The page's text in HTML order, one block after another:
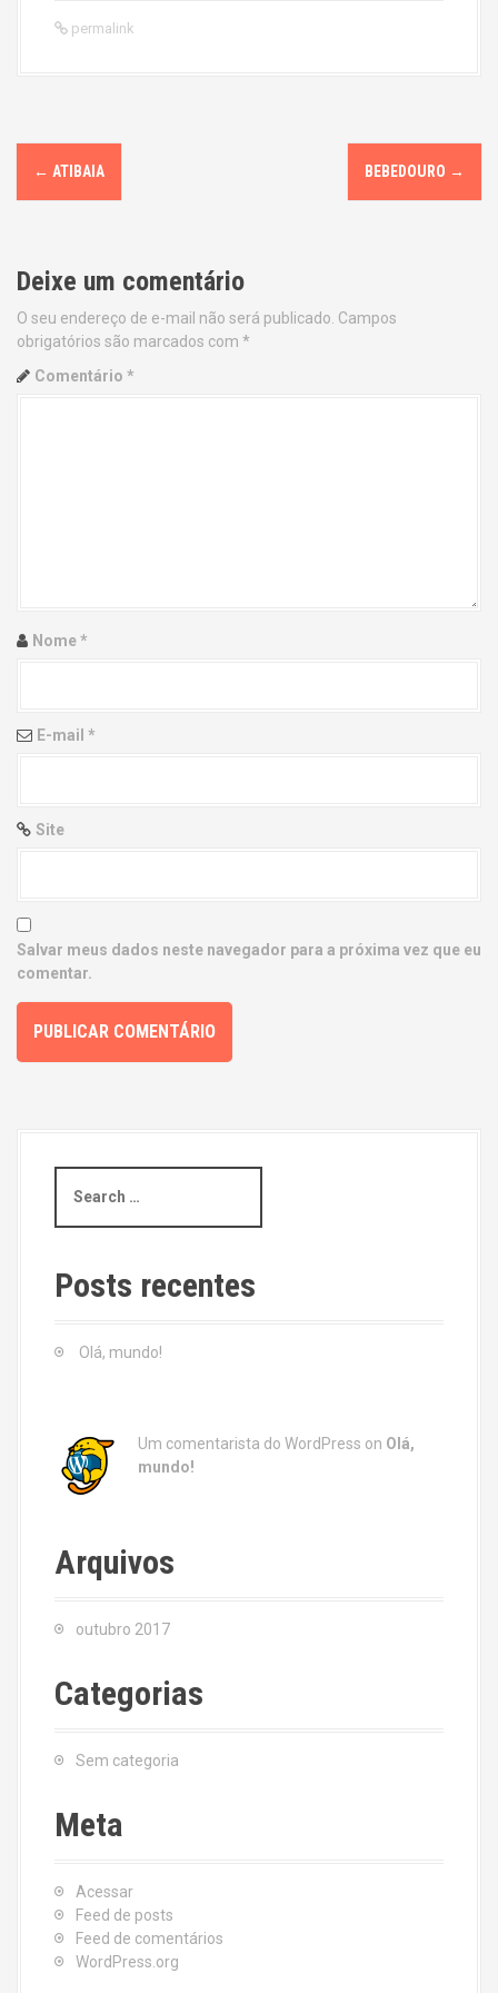
permalink
P
o
t
n
a
i
n
← ATIBAIA BEBEDOURO →
Deixe um comentário
O seu endereço de e-mail não será publicado. Campos
obrigatórios são marcados com *
Comentário *
Nome*
E-mail *
Site
Salvar meus dados neste navegador para a próxima vez que eu
comentar.
a
c
h
Posts recentes
Olá, mundo!
Um comentarista do WordPress on Olá,
mundo!
Arquivos
outubro 2017
Categorias
Sem categoria
Meta
Acessar
Feed de posts
Feed de comentários
WordPress.org